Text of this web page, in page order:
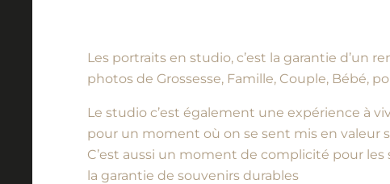
Les portraits en studio, c’est la garantie d’un
photos de Grossesse, Famille, Couple, Bébé,
Le studio c’est également une expérience à
pour un moment où on se sent mis en valeur
C’est aussi un moment de complicité pour les
la garantie de souvenirs durables